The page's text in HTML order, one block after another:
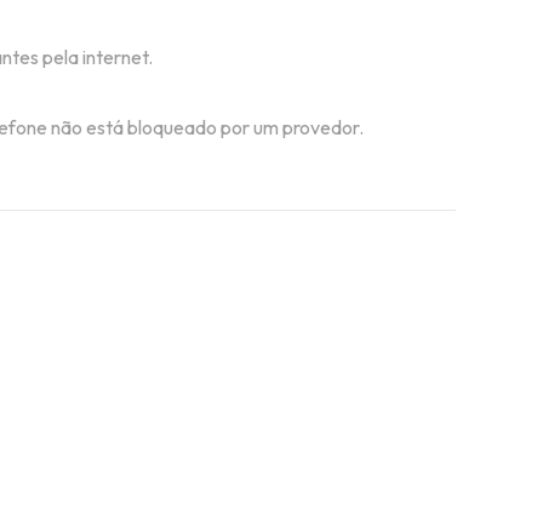
pela internet.
não está bloqueado por um provedor.